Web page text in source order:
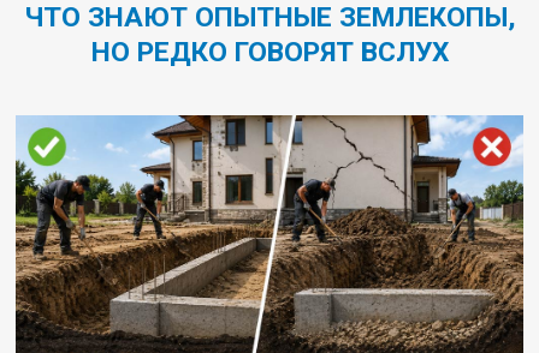
ЧТО ЗНАЮТ ОПЫТНЫЕ ЗЕМЛЕКОПЫ,
НО РЕДКО ГОВОРЯТ ВСЛУХ